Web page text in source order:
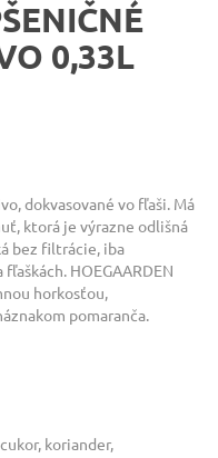
0,33L
dokvasované vo fľaši. Má
ktorá je výrazne odlišná
bez filtrácie, iba
HOEGAARDEN
horkosťou,
pomaranča.
koriander,